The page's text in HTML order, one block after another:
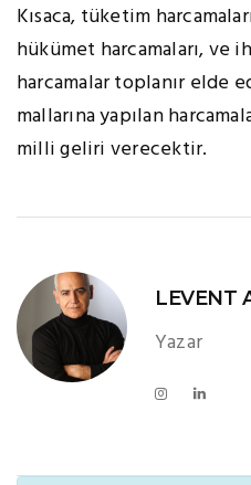
Kısaca, tüketim
hükümet harcamaları, ve
harcamalar toplanır elde
mallarına yapılan
milli geliri verecektir.
LEVENT
Yazar